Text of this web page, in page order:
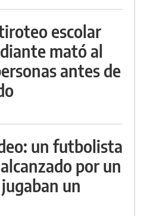
escolar
mató al
antes de
un futbolista
por un
un